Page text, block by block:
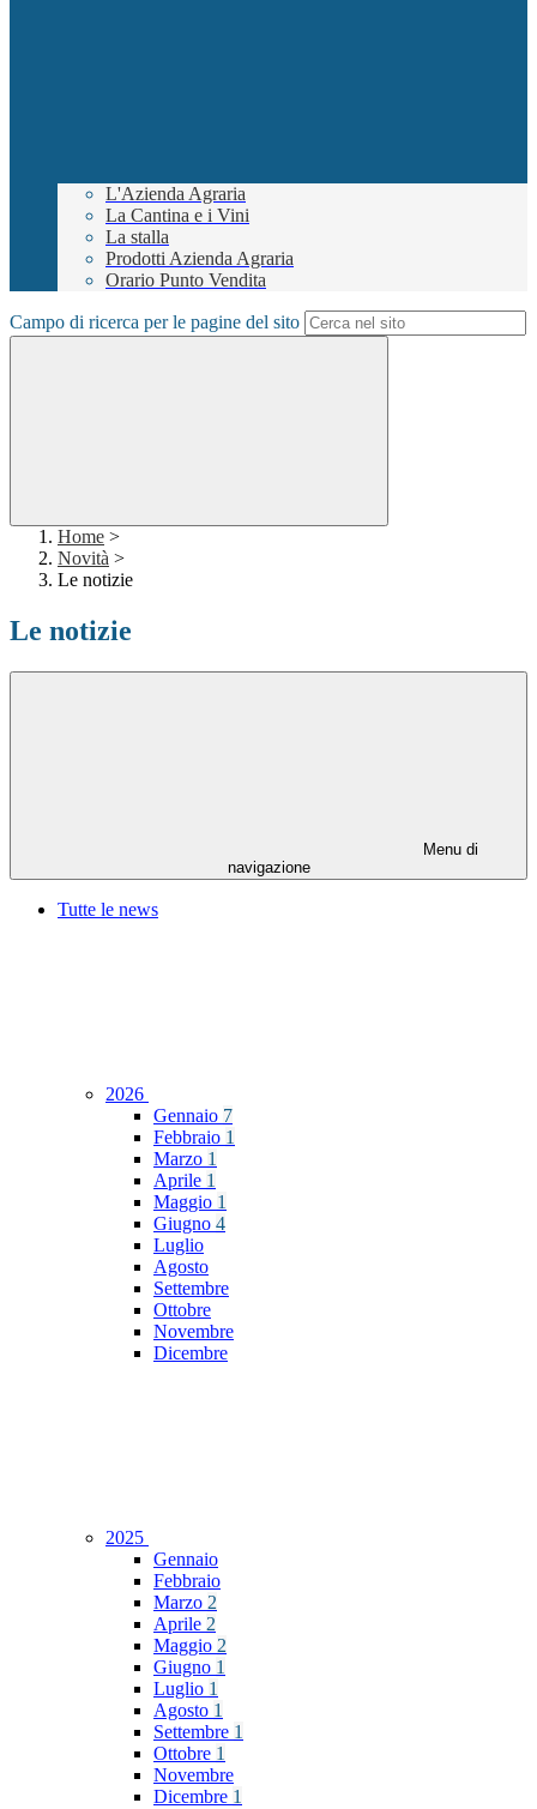
L'Azienda Agraria
La Cantina e i Vini
La stalla
Prodotti Azienda Agraria
Orario Punto Vendita
Campo di ricerca per le pagine del sito
Home >
Novità >
Le notizie
Le notizie
Menu di
navigazione
Tutte le news
2026
Gennaio 7
Febbraio 1
Marzo 1
Aprile 1
Maggio 1
Giugno 4
Luglio
Agosto
Settembre
Ottobre
Novembre
Dicembre
2025
Gennaio
Febbraio
Marzo 2
Aprile 2
Maggio 2
Giugno 1
Luglio 1
Agosto 1
Settembre 1
Ottobre 1
Novembre
Dicembre 1